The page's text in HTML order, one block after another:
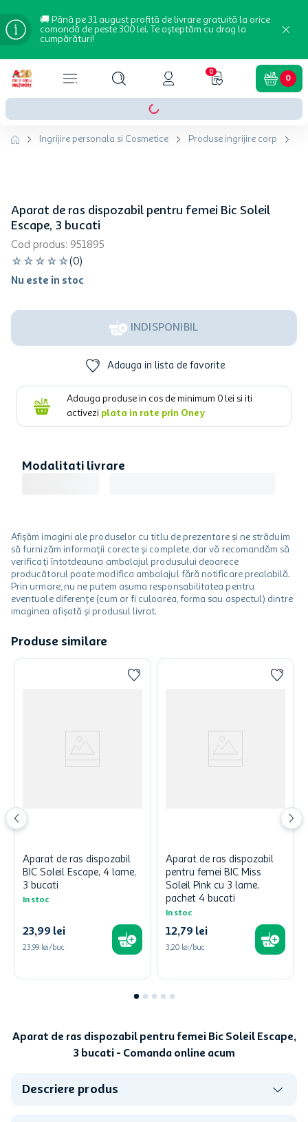
🚚 Până pe 31 august profită de livrare gratuită la orice
comandă de peste 300 lei. Te așteptăm cu drag la
cumpărături!
0
0
Ingrijire personala si Cosmetice Produse ingrijire corp
Aparat de ras dispozabil pentru femei Bic Soleil
Escape, 3 bucati
Cod produs: 951895
☆ ☆ ☆ ☆ ☆(0)
Nu este in stoc
INDISPONIBIL
Adauga in lista de favorite
Adauga produse in cos de minimum 0 lei si iti
activezi plata in rate prin Oney
Modalitati livrare
Afișăm imagini ale produselor cu titlu de prezentare și ne străduim
să furnizăm informații corecte și complete, dar vă recomandăm să
verificați întotdeauna ambalajul produsului deoarece
producătorul poate modifica ambalajul fără notificare prealabilă.
Prin urmare, nu ne putem asuma responsabilitatea pentru
eventuale diferențe (cum ar fi culoarea, forma sau aspectul) dintre
imaginea afișată și produsul livrat.
Produse similare
Aparat de ras dispozabil
BIC Soleil Escape, 4 lame,
3 bucati
In stoc
23,99 lei
23,99 lei/buc
Aparat de ras dispozabil
pentru femei BIC Miss
Soleil Pink cu 3 lame,
pachet 4 bucati
In stoc
12,79 lei
3,20 lei/buc
Aparat de ras dispozabil pentru femei Bic Soleil Escape,
3 bucati - Comanda online acum
Descriere produs